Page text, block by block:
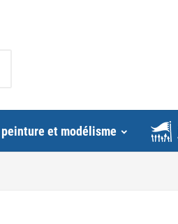
peinture et modélisme